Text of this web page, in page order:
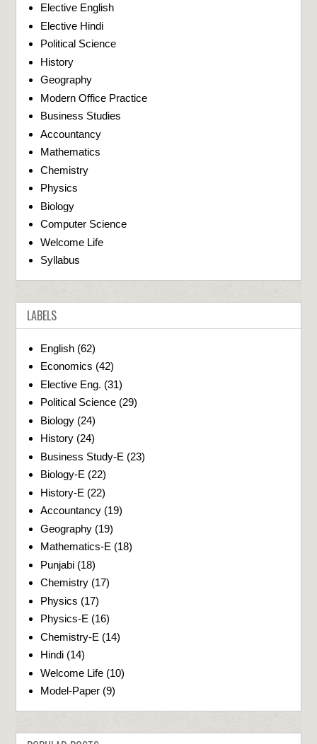
Elective English
Elective Hindi
Political Science
History
Geography
Modern Office Practice
Business Studies
Accountancy
Mathematics
Chemistry
Physics
Biology
Computer Science
Welcome Life
Syllabus
LABELS
English (62)
Economics (42)
Elective Eng. (31)
Political Science (29)
Biology (24)
History (24)
Business Study-E (23)
Biology-E (22)
History-E (22)
Accountancy (19)
Geography (19)
Mathematics-E (18)
Punjabi (18)
Chemistry (17)
Physics (17)
Physics-E (16)
Chemistry-E (14)
Hindi (14)
Welcome Life (10)
Model-Paper (9)